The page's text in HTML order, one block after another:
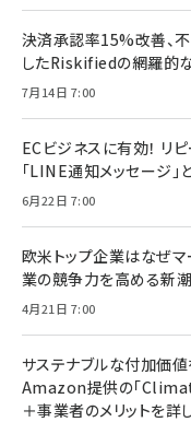
決済承認率15%改善、
したRiskifiedの網羅的
7月14日 7:00
ECビジネスに有効！ リ
「LINE通知メッセージ」
6月22日 7:00
欧米トップ企業はなぜ
業の競争力を高める新
4月21日 7:00
サステナブルな付加価値
Amazon提供の「
＋事業者のメリットを詳